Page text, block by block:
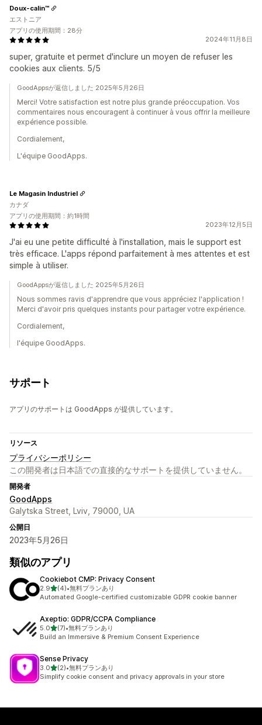
2024年11月8日
super, gratuite et permet d'inclure un moyen de refuser les
cookies aux clients. 5/5
Doux-calin™
エストニア
アプリの使用期間：28分
GoodAppsが返信しました 2025年5月26日
Merci! Votre satisfaction est notre plus grande préoccupation. Vos
commentaires nous encouragent à continuer à vous offrir la meilleure
expérience possible.
Cordialement,
L'équipe GoodApps.
2023年12月5日
J'ai eu une petite difficulté à l'installation, mais le support est
très efficace. L'apps répond parfaitement à mes attentes et est
simple à utiliser.
Le Magasin Industriel
カナダ
アプリの使用期間：約1時間
GoodAppsが返信しました 2025年5月26日
Nous sommes ravis d'apprendre que vous appréciez l'application !
Merci d'avoir pris quelques instants pour partager votre expérience.
Cordialement,
l'équipe GoodApps.
サポート
アプリのサポートは GoodApps が提供しています。
リソース
プライバシーポリシー
この開発者は日本語での直接的なサポートを提供していません。
開発者
GoodApps
Galytska Street, Lviv, 79000, UA
公開日
2023年5月26日
類似のアプリ
Cookiebot CMP: Privacy Consent
2.95つ星中
(4)
合計レビュー数：4件
•無料プランあり
Automated Google-certified customizable GDPR cookie banner
Axeptio: GDPR/CCPA Compliance
5.05つ星中
(7)
合計レビュー数：7件
•無料プランあり
Build an Immersive & Premium Consent Experience
Sense Privacy
3.05つ星中
(2)
合計レビュー数：2件
•無料プランあり
Simplify cookie consent and privacy approvals in your store